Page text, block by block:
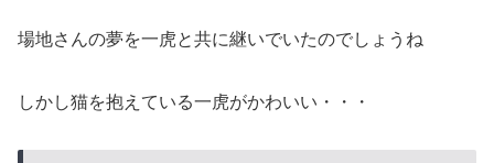
場地さんの夢を一虎と共に継いでいたのでしょうね
しかし猫を抱えている一虎がかわいい・・・